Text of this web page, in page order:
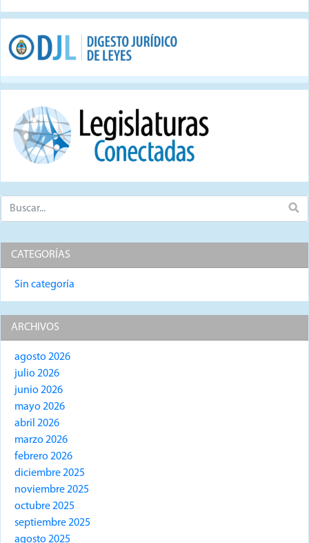
CATEGORÍAS
Sin categoría
ARCHIVOS
agosto 2026
julio 2026
junio 2026
mayo 2026
abril 2026
marzo 2026
febrero 2026
diciembre 2025
noviembre 2025
octubre 2025
septiembre 2025
agosto 2025